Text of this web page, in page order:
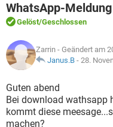
WHATSAPP
FACEBOOK
WINDOWS 10
WHATSAPP
FACEBOOK
SPIELE
ANDROID
WINDOWS 10
WHATSAPP
FACEBOOK
FORUM
SPIELE
ANDROID
WHATSAPP
FACEBOOK
LEXIKON
SPIELE
ANDROID
WINDOWS 10
WhatsApp-
Gelöst/Geschlossen
Zarrin - Geändert am
Janus.B - 28.
Guten abend
Bei download wathsapp
kommt diese
machen?